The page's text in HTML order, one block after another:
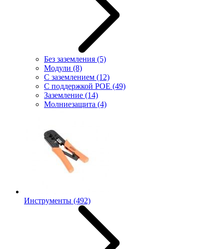
Без заземления (5)
Модули (8)
С заземлением (12)
С поддержкой POE (49)
Заземление (14)
Молниезащита (4)
Инструменты (492)